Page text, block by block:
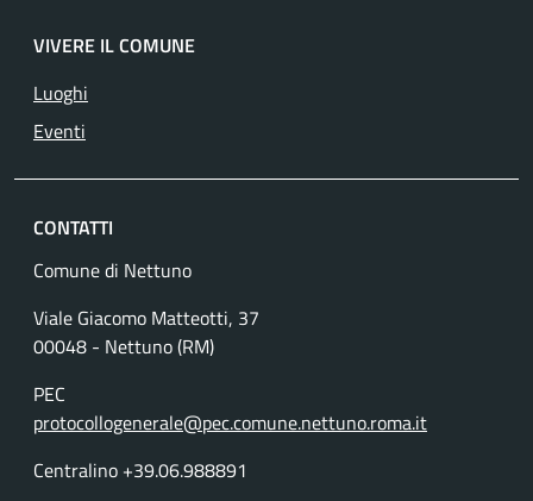
VIVERE IL COMUNE
Luoghi
Eventi
CONTATTI
Comune di Nettuno
Viale Giacomo Matteotti, 37
00048 - Nettuno (RM)
PEC
protocollogenerale@pec.comune.nettuno.roma.it
Centralino +39.06.988891